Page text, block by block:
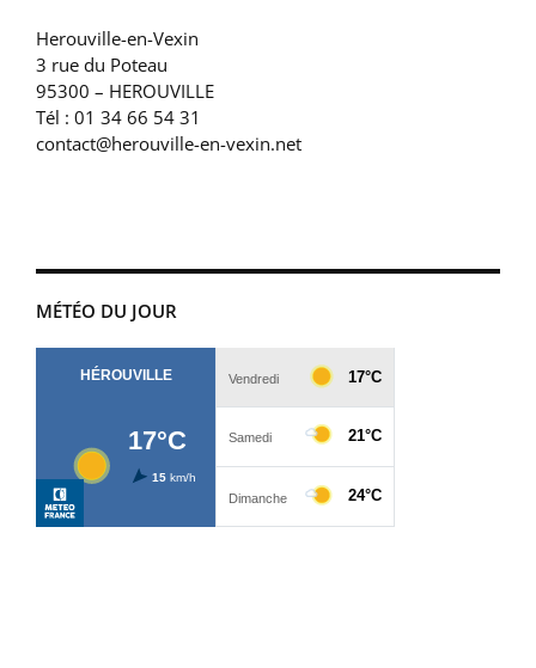
Herouville-en-Vexin
3 rue du Poteau
95300 – HEROUVILLE
Tél : 01 34 66 54 31
contact@herouville-en-vexin.net
MÉTÉO DU JOUR